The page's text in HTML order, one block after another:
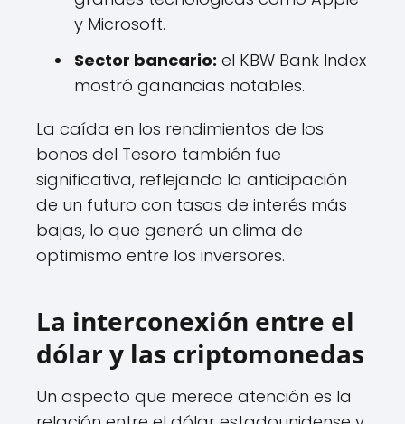
y Microsoft.
Sector bancario: el KBW Bank Index
mostró ganancias notables.
La caída en los rendimientos de los
bonos del Tesoro también fue
significativa, reflejando la anticipación
de un futuro con tasas de interés más
bajas, lo que generó un clima de
optimismo entre los inversores.
La interconexión entre el
dólar y las criptomonedas
Un aspecto que merece atención es la